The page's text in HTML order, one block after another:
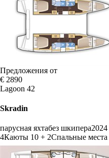
Предложения от
€ 2890
Lagoon 42
Skradin
парусная яхтабез шкипера2024
4Каюты 10 + 2Спальные места